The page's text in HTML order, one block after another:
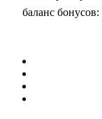
баланс бонусов: